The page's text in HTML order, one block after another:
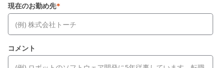
現在のお勤め先*
コメント